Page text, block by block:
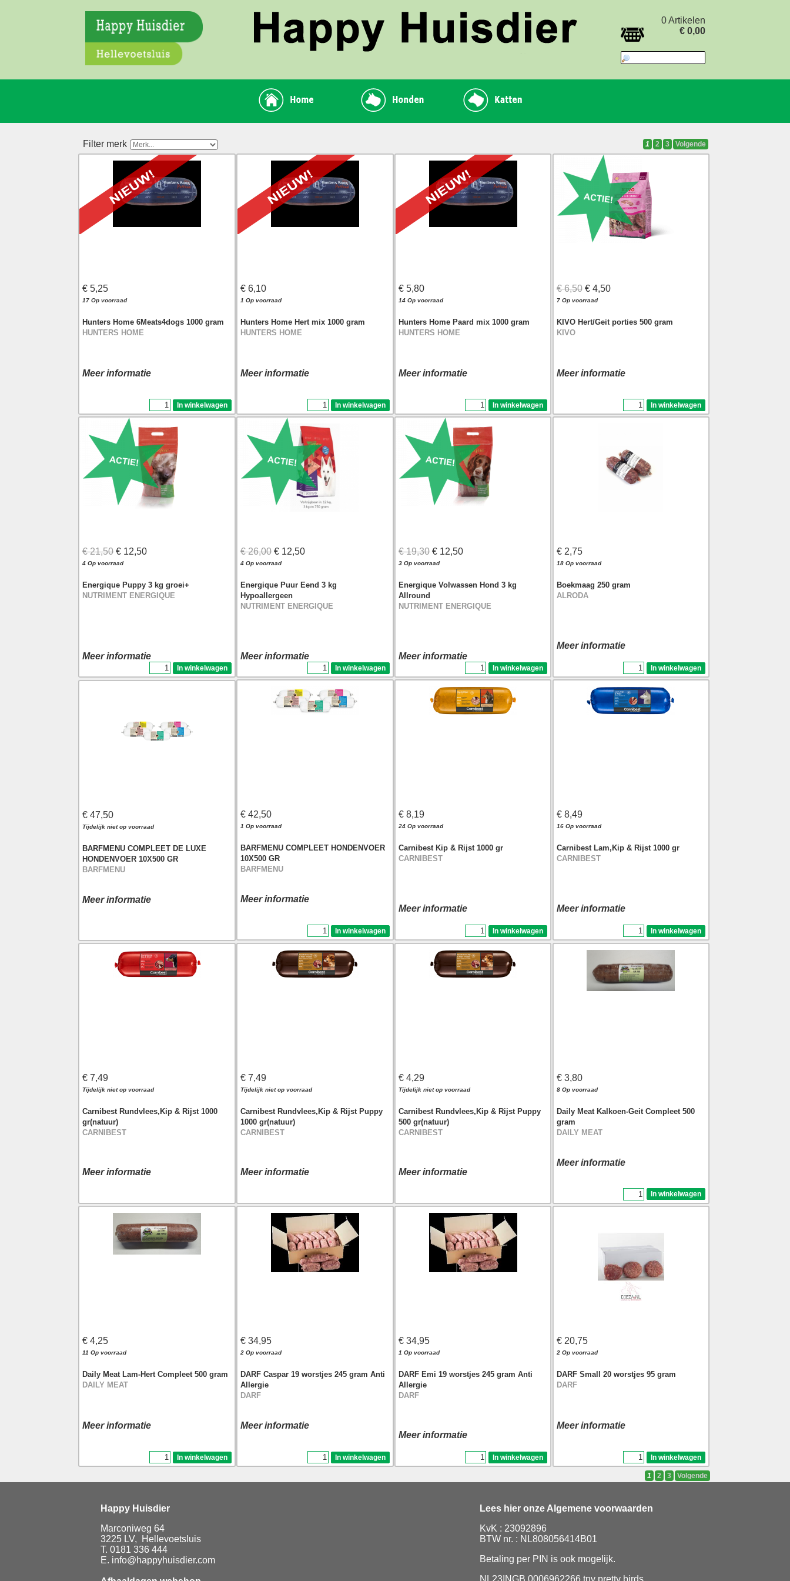
0 Artikelen
€ 0,00
Filter merk 1 2 3 Volgende
€ 5,25
17 Op voorraad
Hunters Home 6Meats4dogs 1000 gram
HUNTERS HOME
Meer informatie
€ 6,10
1 Op voorraad
Hunters Home Hert mix 1000 gram
HUNTERS HOME
Meer informatie
€ 5,80
14 Op voorraad
Hunters Home Paard mix 1000 gram
HUNTERS HOME
Meer informatie
€ 6,50 € 4,50
7 Op voorraad
KIVO Hert/Geit porties 500 gram
KIVO
Meer informatie
€ 21,50 € 12,50
4 Op voorraad
Energique Puppy 3 kg groei+
NUTRIMENT ENERGIQUE
Meer informatie
€ 26,00 € 12,50
4 Op voorraad
Energique Puur Eend 3 kg
Hypoallergeen
NUTRIMENT ENERGIQUE
Meer informatie
€ 19,30 € 12,50
3 Op voorraad
Energique Volwassen Hond 3 kg
Allround
NUTRIMENT ENERGIQUE
Meer informatie
€ 2,75
18 Op voorraad
Boekmaag 250 gram
ALRODA
Meer informatie
€ 47,50
Tijdelijk niet op voorraad
BARFMENU COMPLEET DE LUXE
HONDENVOER 10X500 GR
BARFMENU
Meer informatie
€ 42,50
1 Op voorraad
BARFMENU COMPLEET HONDENVOER
10X500 GR
BARFMENU
Meer informatie
€ 8,19
24 Op voorraad
Carnibest Kip & Rijst 1000 gr
CARNIBEST
Meer informatie
€ 8,49
16 Op voorraad
Carnibest Lam,Kip & Rijst 1000 gr
CARNIBEST
Meer informatie
€ 7,49
Tijdelijk niet op voorraad
Carnibest Rundvlees,Kip & Rijst 1000
gr(natuur)
CARNIBEST
Meer informatie
€ 7,49
Tijdelijk niet op voorraad
Carnibest Rundvlees,Kip & Rijst Puppy
1000 gr(natuur)
CARNIBEST
Meer informatie
€ 4,29
Tijdelijk niet op voorraad
Carnibest Rundvlees,Kip & Rijst Puppy
500 gr(natuur)
CARNIBEST
Meer informatie
€ 3,80
8 Op voorraad
Daily Meat Kalkoen-Geit Compleet 500
gram
DAILY MEAT
Meer informatie
€ 4,25
11 Op voorraad
Daily Meat Lam-Hert Compleet 500 gram
DAILY MEAT
Meer informatie
€ 34,95
2 Op voorraad
DARF Caspar 19 worstjes 245 gram Anti
Allergie
DARF
Meer informatie
€ 34,95
1 Op voorraad
DARF Emi 19 worstjes 245 gram Anti
Allergie
DARF
Meer informatie
€ 20,75
2 Op voorraad
DARF Small 20 worstjes 95 gram
DARF
Meer informatie
1 2 3 Volgende
Happy Huisdier
Marconiweg 64
3225 LV, Hellevoetsluis
T. 0181 336 444
E. info@happyhuisdier.com
Lees hier onze Algemene voorwaarden
KvK : 23092896
BTW nr. : NL808056414B01
Betaling per PIN is ook mogelijk.
NL23INGB 0006962266 tnv pretty birds